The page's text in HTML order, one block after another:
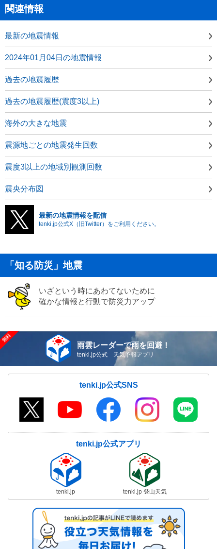
関連情報
最新の地震情報
2024年01月04日の地震情報
過去の地震履歴
過去の地震履歴(震度3以上)
海外の大きな地震
震源地ごとの地震発生回数
震度3以上の地域別観測回数
震央分布図
最新の地震情報を配信
tenki.jp公式X（旧Twitter）をご利用ください。
「知る防災」地震
いざという時にあわてないために
確かな情報と行動で防災力アップ
雨雲レーダーで雨を回避！
tenki.jp公式 天気予報アプリ
tenki.jp公式SNS
tenki.jp公式アプリ
tenki.jp tenki.jp 登山天気